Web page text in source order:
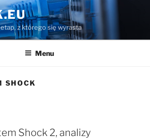
z którego się wyrasta
Menu
SHOCK
Shock 2, analizy